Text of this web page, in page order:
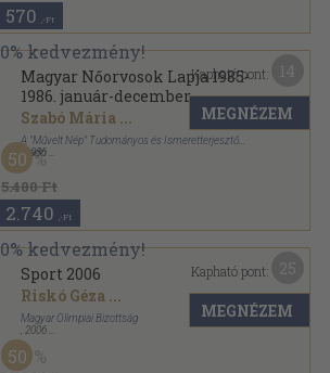
570 ,-Ft
Magyar Nőorvosok Lapja 1985-
1986. január-december
Szabó Mária ...
A "Művelt Nép" Tudományos és Ismeretterjesztő
Kiadó
, 1986
Könyvkötői kötés
Magyar Nőorvosok Lapja sorozat
5.480 Ft
50
2.740 ,-Ft
Kapható pont:
MEGNÉZEM
Sport 2006
Riskó Géza ...
Magyar Olimpiai Bizottság
2006
Fűzött kemény papírkötés
Sport évkönyv sorozat
50
Kapható pont:
MEGNÉZEM